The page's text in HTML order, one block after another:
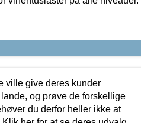
ville give deres kunder
og prøve de forskellige
du derfor heller ikke at